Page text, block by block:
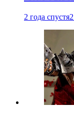
2 года спустя